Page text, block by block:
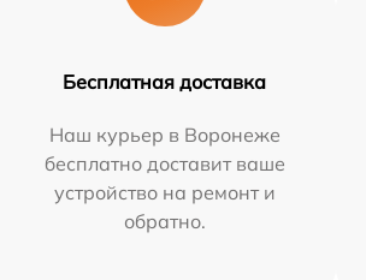
Бесплатная доставка
Наш курьер в Воронеже
бесплатно доставит ваше
устройство на ремонт и
обратно.